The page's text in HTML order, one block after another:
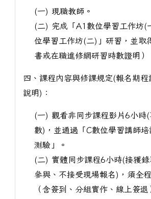
(一) 現職教師。
(二) 完成「A1數位學習工作坊(
位學習工作坊(二)」研習，並取
書或在職進修網研習時數證明）
四、課程內容與修課規定(報名期程
說明)：
(一) 觀看非同步課程影片6小時
數)，並通過「C數位學習講師
測驗」。
(二) 實體同步課程6小時(接獲錄
參與、不接受現場報名)，須全
（含簽到、分組實作、線上簽